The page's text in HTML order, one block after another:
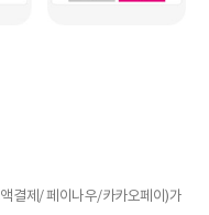
결제/ 페이나우/카카오페이)가